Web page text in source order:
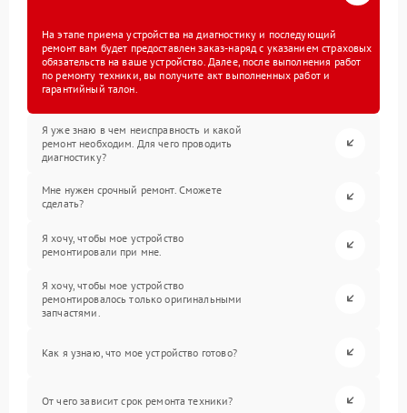
На этапе приема устройства на диагностику и последующий
ремонт вам будет предоставлен заказ-наряд с указанием страховых
обязательств на ваше устройство. Далее, после выполнения работ
по ремонту техники, вы получите акт выполненных работ и
гарантийный талон.
Я уже знаю в чем неисправность и какой
ремонт необходим. Для чего проводить
диагностику?
Мне нужен срочный ремонт. Сможете
сделать?
Я хочу, чтобы мое устройство
ремонтировали при мне.
Я хочу, чтобы мое устройство
ремонтировалось только оригинальными
запчастями.
Как я узнаю, что мое устройство готово?
От чего зависит срок ремонта техники?